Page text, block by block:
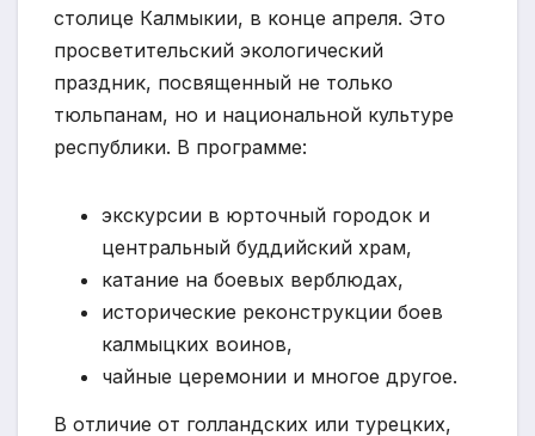
столице Калмыкии, в конце апреля. Это
просветительский экологический
праздник, посвященный не только
тюльпанам, но и национальной культуре
республики. В программе:
экскурсии в юрточный городок и
центральный буддийский храм,
катание на боевых верблюдах,
исторические реконструкции боев
калмыцких воинов,
чайные церемонии и многое другое.
В отличие от голландских или турецких,